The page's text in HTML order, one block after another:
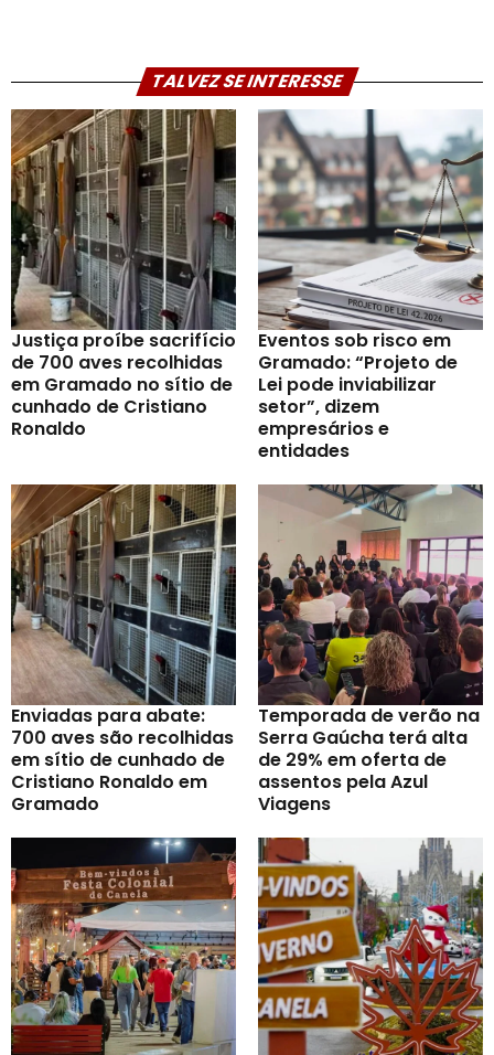
TALVEZ SE INTERESSE
Justiça proíbe sacrifício
de 700 aves recolhidas
em Gramado no sítio de
cunhado de Cristiano
Ronaldo
Eventos sob risco em
Gramado: “Projeto de
Lei pode inviabilizar
setor”, dizem
empresários e
entidades
Enviadas para abate:
700 aves são recolhidas
em sítio de cunhado de
Cristiano Ronaldo em
Gramado
Temporada de verão na
Serra Gaúcha terá alta
de 29% em oferta de
assentos pela Azul
Viagens